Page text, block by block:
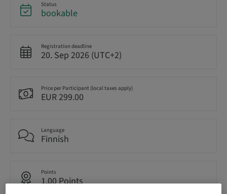
Status
bookable
Registration deadline
20. Sep 2026 (UTC+2)
Price per Participant (local taxes apply)
EUR 299.00
Language
Finnish
Points
1.00 Points